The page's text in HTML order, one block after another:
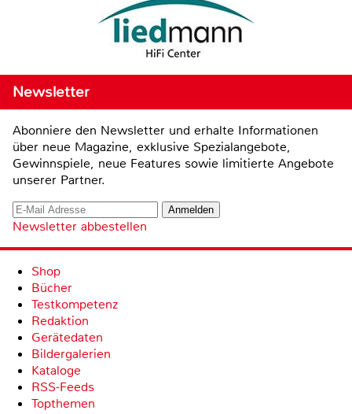
Newsletter
Abonniere den Newsletter und erhalte Informationen
über neue Magazine, exklusive Spezialangebote,
Gewinnspiele, neue Features sowie limitierte Angebote
unserer Partner.
Newsletter abbestellen
Shop
Bücher
Testkompetenz
Redaktion
Gerätedaten
Bildergalerien
Kataloge
RSS-Feeds
Topthemen